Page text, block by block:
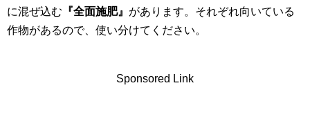
に混ぜ込む 『全面施肥』 があります。それぞれ向いている
作物があるので、使い分けてください。
Sponsored Link